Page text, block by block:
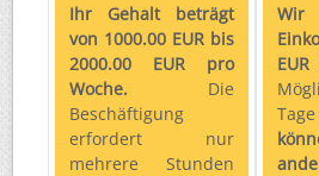
Ihr Gehalt beträgt
von 1000.00 EUR bis
2000.00 EUR pro
Woche. Die
Beschäftigung
erfordert nur
mehrere Stunden
Wir